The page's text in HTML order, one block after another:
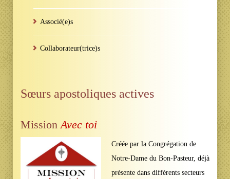
Associé(e)s
Collaborateur(trice)s
Sœurs apostoliques actives
MissionAvec toi
Créée par la Congrégation de
Notre-Dame du Bon-Pasteur, déjà
présente dans différents secteurs